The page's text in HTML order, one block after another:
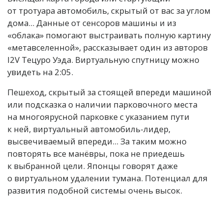
от тротуара автомобиль, скрытый от вас за углом
дома... Данные от сенсоров машины и из
«облака» помогают выстраивать полную картину
«метавселенной», рассказывает один из авторов
I2V Тецуро Уэда. Виртуальную спутницу можно
увидеть на 2:05.
Пешеход, скрытый за стоящей впереди машиной
или подсказка о наличии парковочного места
на многоярусной парковке с указанием пути
к ней, виртуальный автомобиль-лидер,
высвечиваемый впереди... За таким можно
повторять все манёвры, пока не приедешь
к выбранной цели. Японцы говорят даже
о виртуальном удалении тумана. Потенциал для
развития подобной системы очень высок.